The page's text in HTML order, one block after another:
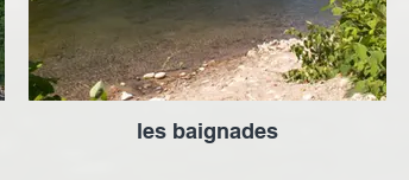
les baignades